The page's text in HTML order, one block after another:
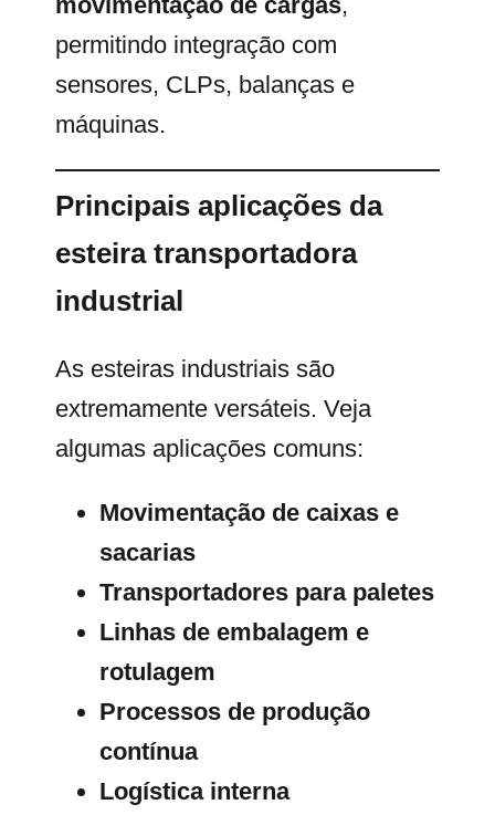
permitindo integração com
sensores, CLPs, balanças e
máquinas.
Principais aplicações da
esteira transportadora
industrial
As esteiras industriais são
extremamente versáteis. Veja
algumas aplicações comuns:
Movimentação de caixas e
sacarias
Transportadores para paletes
Linhas de embalagem e
rotulagem
Processos de produção
contínua
Logística interna